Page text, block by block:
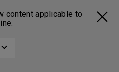
content applicable to